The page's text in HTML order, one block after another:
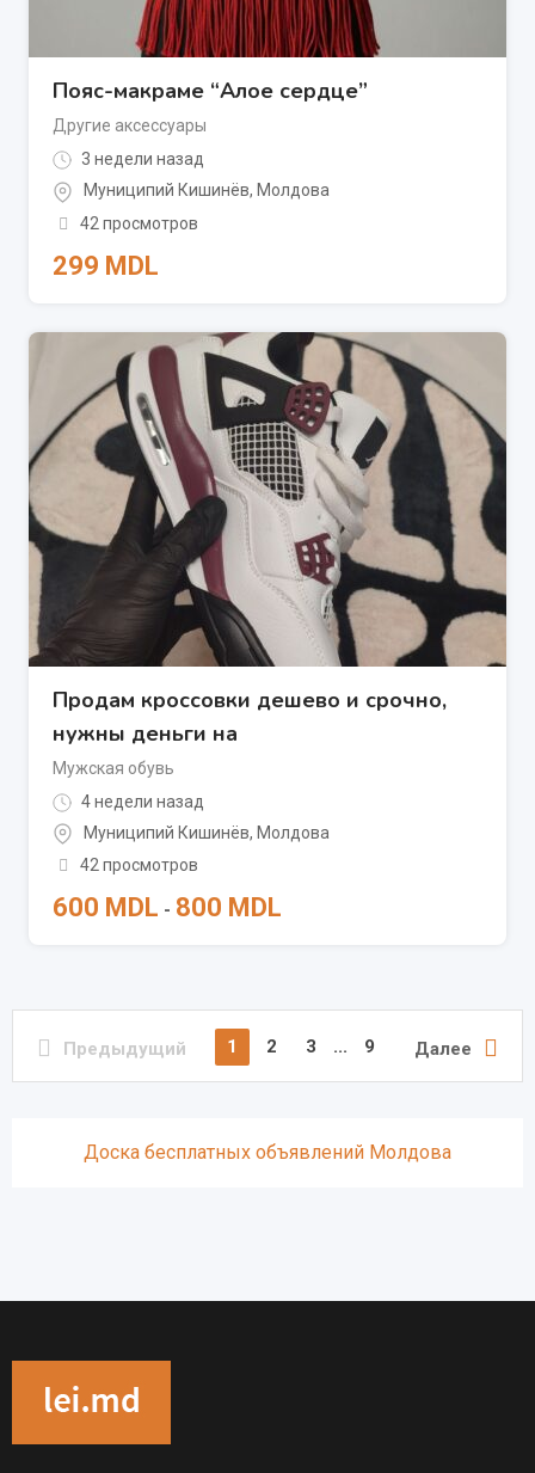
Пояс-макраме “Алое сердце”
Другие аксессуары
3 недели назад
Муниципий Кишинёв, Молдова
42 просмотров
299 MDL
Продам кроссовки дешево и срочно,
нужны деньги на
Мужская обувь
4 недели назад
Муниципий Кишинёв, Молдова
42 просмотров
600 MDL - 800 MDL
Предыдущий 1 2 3 ... 9 Далее
Доска бесплатных объявлений Молдова